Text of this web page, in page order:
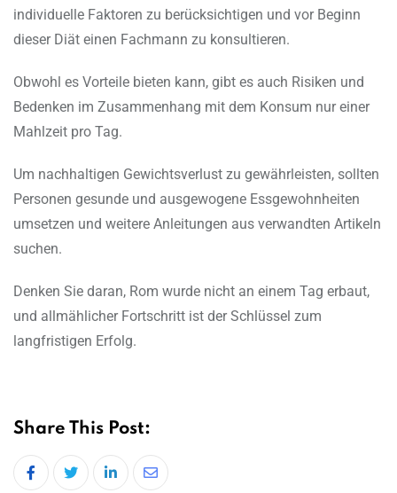
individuelle Faktoren zu berücksichtigen und vor Beginn
dieser Diät einen Fachmann zu konsultieren.
Obwohl es Vorteile bieten kann, gibt es auch Risiken und
Bedenken im Zusammenhang mit dem Konsum nur einer
Mahlzeit pro Tag.
Um nachhaltigen Gewichtsverlust zu gewährleisten, sollten
Personen gesunde und ausgewogene Essgewohnheiten
umsetzen und weitere Anleitungen aus verwandten Artikeln
suchen.
Denken Sie daran, Rom wurde nicht an einem Tag erbaut,
und allmählicher Fortschritt ist der Schlüssel zum
langfristigen Erfolg.
Share This Post:
LinkedInShare